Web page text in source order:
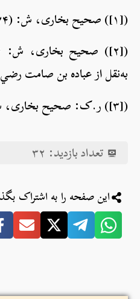
([۱]) صحیح بخاری، ش: (۴۴۷۴، ۵۰۰۶).
به‌نقل از عباده بن صامت رضي
([۳]) ر.ک: صحیح بخاری، ش: ۲۲۷۶. [مترجم]
تعداد بازدید: ۳۲
این صفحه را به اشتراک